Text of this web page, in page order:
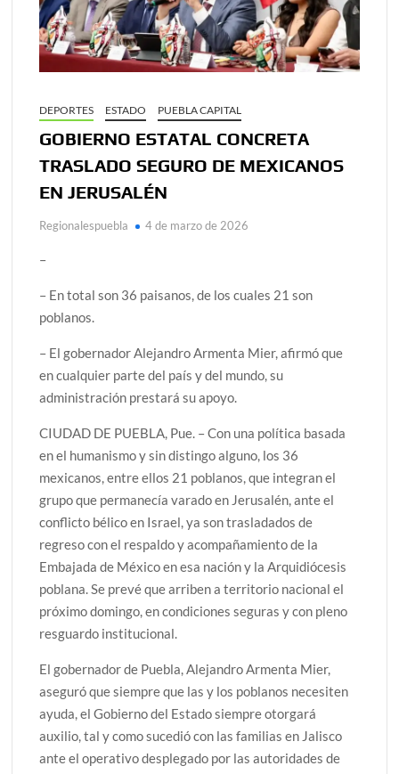
DEPORTES ESTADO PUEBLA CAPITAL
GOBIERNO ESTATAL CONCRETA
TRASLADO SEGURO DE MEXICANOS
EN JERUSALÉN
Regionalespuebla 4 de marzo de 2026
–
– En total son 36 paisanos, de los cuales 21 son
poblanos.
– El gobernador Alejandro Armenta Mier, afirmó que
en cualquier parte del país y del mundo, su
administración prestará su apoyo.
CIUDAD DE PUEBLA, Pue. – Con una política basada
en el humanismo y sin distingo alguno, los 36
mexicanos, entre ellos 21 poblanos, que integran el
grupo que permanecía varado en Jerusalén, ante el
conflicto bélico en Israel, ya son trasladados de
regreso con el respaldo y acompañamiento de la
Embajada de México en esa nación y la Arquidiócesis
poblana. Se prevé que arriben a territorio nacional el
próximo domingo, en condiciones seguras y con pleno
resguardo institucional.
El gobernador de Puebla, Alejandro Armenta Mier,
aseguró que siempre que las y los poblanos necesiten
ayuda, el Gobierno del Estado siempre otorgará
auxilio, tal y como sucedió con las familias en Jalisco
ante el operativo desplegado por las autoridades de